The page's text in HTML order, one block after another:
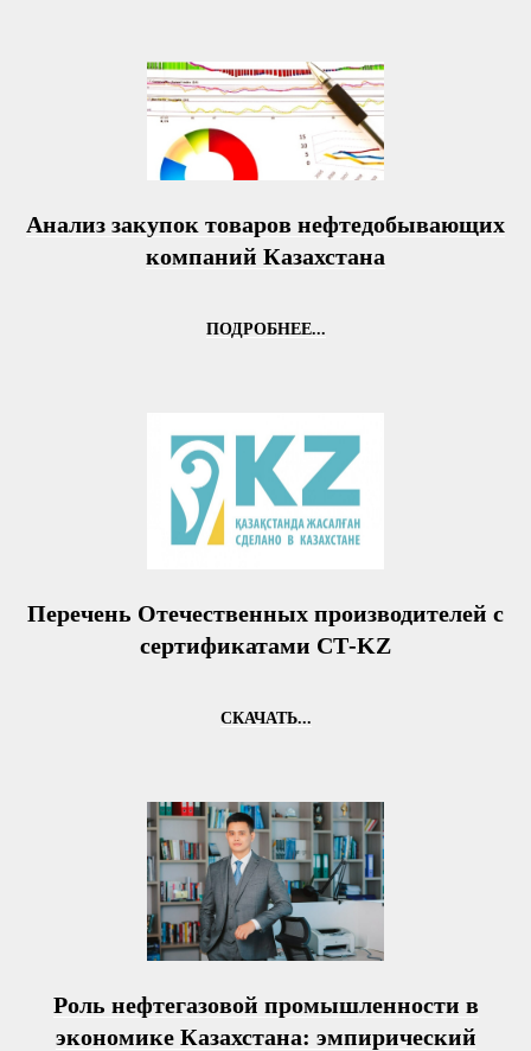
Анализ закупок товаров нефтедобывающих
компаний Казахстана
ПОДРОБНЕЕ...
Перечень Отечественных производителей c
сертификатами СТ-KZ
СКАЧАТЬ...
Роль нефтегазовой промышленности в
экономике Казахстана: эмпирический